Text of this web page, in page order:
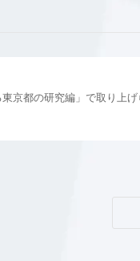
京都の研究編」で取り上げ